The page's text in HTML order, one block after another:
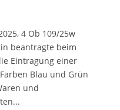
4 Ob 109/25w
beantragte beim
Eintragung einer
Blau und Grün
und